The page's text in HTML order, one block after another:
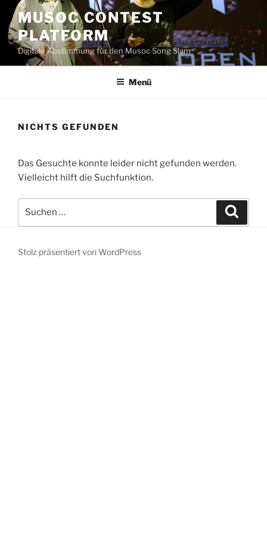
Zum
Inhalt
springen
MUSOC CONTEST
PLATFORM
Digitale Abstimmung für den Musoc Song Slam
Menü
NICHTS GEFUNDEN
Das Gesuchte konnte leider nicht gefunden werden.
Vielleicht hilft die Suchfunktion.
nach:
Stolz präsentiert von WordPress